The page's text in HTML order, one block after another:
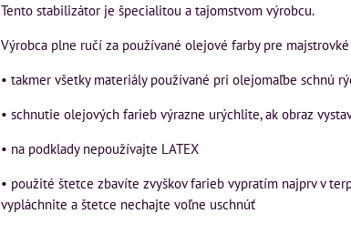
Tento stabilizátor je špecialitou a tajomstvom výrobcu.
Výrobca plne ručí za používané olejové farby pre
• takmer všetky materiály používané pri olejomaľbe schnú
• schnutie olejových farieb výrazne urýchlite, ak obraz
• na podklady nepoužívajte LATEX
• použité štetce zbavíte zvyškov farieb vypratím najprv v
vypláchnite a štetce nechajte voľne uschnúť